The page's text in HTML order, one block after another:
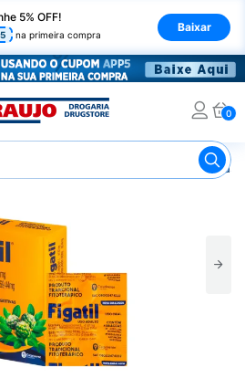
5% OFF!
na primeira compra
Baixar
0
Remédio para o Estômago e